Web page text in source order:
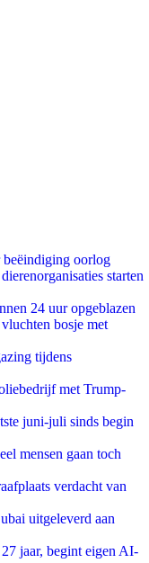
beëindiging oorlog
starten
24 uur opgeblazen
bosje met
tijdens
met Trump-
juni-juli sinds begin
mensen gaan toch
verdacht van
uitgeleverd aan
jaar, begint eigen AI-